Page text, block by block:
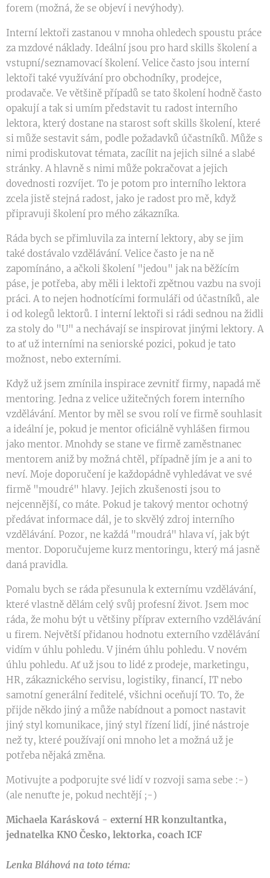
forem (možná, že se objeví i nevýhody).
Interní lektoři zastanou v mnoha ohledech spoustu práce
za mzdové náklady. Ideální jsou pro hard skills školení a
vstupní/seznamovací školení. Velice často jsou interní
lektoři také využívání pro obchodníky, prodejce,
prodavače. Ve většině případů se tato školení hodně často
opakují a tak si umím představit tu radost interního
lektora, který dostane na starost soft skills školení, které
si může sestavit sám, podle požadavků účastníků. Může s
nimi prodiskutovat témata, zacílit na jejich silné a slabé
stránky. A hlavně s nimi může pokračovat a jejich
dovednosti rozvíjet. To je potom pro interního lektora
zcela jistě stejná radost, jako je radost pro mě, když
připravuji školení pro mého zákazníka.
Ráda bych se přimluvila za interní lektory, aby se jim
také dostávalo vzdělávání. Velice často je na ně
zapomínáno, a ačkoli školení "jedou" jak na běžícím
páse, je potřeba, aby měli i lektoři zpětnou vazbu na svoji
práci. A to nejen hodnotícími formuláři od účastníků, ale
i od kolegů lektorů. I interní lektoři si rádi sednou na židli
za stoly do "U" a nechávají se inspirovat jinými lektory. A
to ať už interními na seniorské pozici, pokud je tato
možnost, nebo externími.
Když už jsem zmínila inspirace zevnitř firmy, napadá mě
mentoring. Jedna z velice užitečných forem interního
vzdělávání. Mentor by měl se svou rolí ve firmě souhlasit
a ideální je, pokud je mentor oficiálně vyhlášen firmou
jako mentor. Mnohdy se stane ve firmě zaměstnanec
mentorem aniž by možná chtěl, případně jím je a ani to
neví. Moje doporučení je každopádně vyhledávat ve své
firmě "moudré" hlavy. Jejich zkušenosti jsou to
nejcennější, co máte. Pokud je takový mentor ochotný
předávat informace dál, je to skvělý zdroj interního
vzdělávání. Pozor, ne každá "moudrá" hlava ví, jak být
mentor. Doporučujeme kurz mentoringu, který má jasně
daná pravidla.
Pomalu bych se ráda přesunula k externímu vzdělávání,
které vlastně dělám celý svůj profesní život. Jsem moc
ráda, že mohu být u většiny příprav externího vzdělávání
u firem. Největší přidanou hodnotu externího vzdělávání
vidím v úhlu pohledu. V jiném úhlu pohledu. V novém
úhlu pohledu. Ať už jsou to lidé z prodeje, marketingu,
HR, zákaznického servisu, logistiky, financí, IT nebo
samotní generální ředitelé, všichni oceňují TO. To, že
přijde někdo jiný a může nabídnout a pomoct nastavit
jiný styl komunikace, jiný styl řízení lidí, jiné nástroje
než ty, které používají oni mnoho let a možná už je
potřeba nějaká změna.
Motivujte a podporujte své lidí v rozvoji sama sebe :-)
(ale nenuťte je, pokud nechtějí ;-)
Michaela Karásková - externí HR konzultantka,
jednatelka KNO Česko, lektorka, coach ICF
Lenka Bláhová na toto téma: